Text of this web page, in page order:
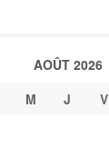
AOÛT 2026
M J V